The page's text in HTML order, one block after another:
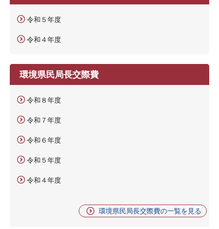
令和５年度
令和４年度
環境県民局長交際費
令和８年度
令和７年度
令和６年度
令和５年度
令和４年度
環境県民局長交際費の一覧を見る